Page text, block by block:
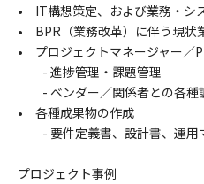
• IT構想策定、および業務・シ
• BPR（業務改革）に伴う現状
• プロジェクトマネージャー／
- 進捗管理・課題管理
- ベンダー／関係者との各種
• 各種成果物の作成
- 要件定義書、設計書、運用
プロジェクト事例